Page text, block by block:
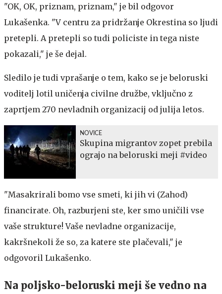
"OK, OK, priznam, priznam," je bil odgovor
Lukašenka. "V centru za pridržanje Okrestina so ljudi
pretepli. A pretepli so tudi policiste in tega niste
pokazali," je še dejal.
Sledilo je tudi vprašanje o tem, kako se je beloruski
voditelj lotil uničenja civilne družbe, vključno z
zaprtjem 270 nevladnih organizacij od julija letos.
NOVICE
Skupina migrantov zopet prebila
ograjo na beloruski meji #video
"Masakrirali bomo vse smeti, ki jih vi (Zahod)
financirate. Oh, razburjeni ste, ker smo uničili vse
vaše strukture! Vaše nevladne organizacije,
kakršnekoli že so, za katere ste plačevali," je
odgovoril Lukašenko.
Na poljsko-beloruski meji še vedno na